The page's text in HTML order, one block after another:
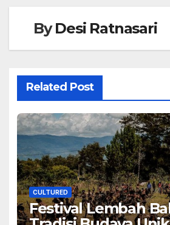
ByDesi Ratnasari
Related Post
CULTURED
Festival Lembah